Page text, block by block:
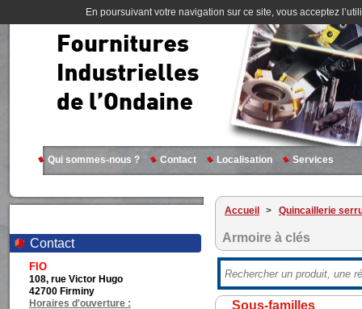
En poursuivant votre navigation sur ce site, vous acceptez
Qui sommes-nous ? Contact Localisation Services
Contact
FIO
108, rue Victor Hugo
42700 Firminy
Horaires d'ouverture :
Accueil > Quincaillerie
Armoire à clés
Sous-familles